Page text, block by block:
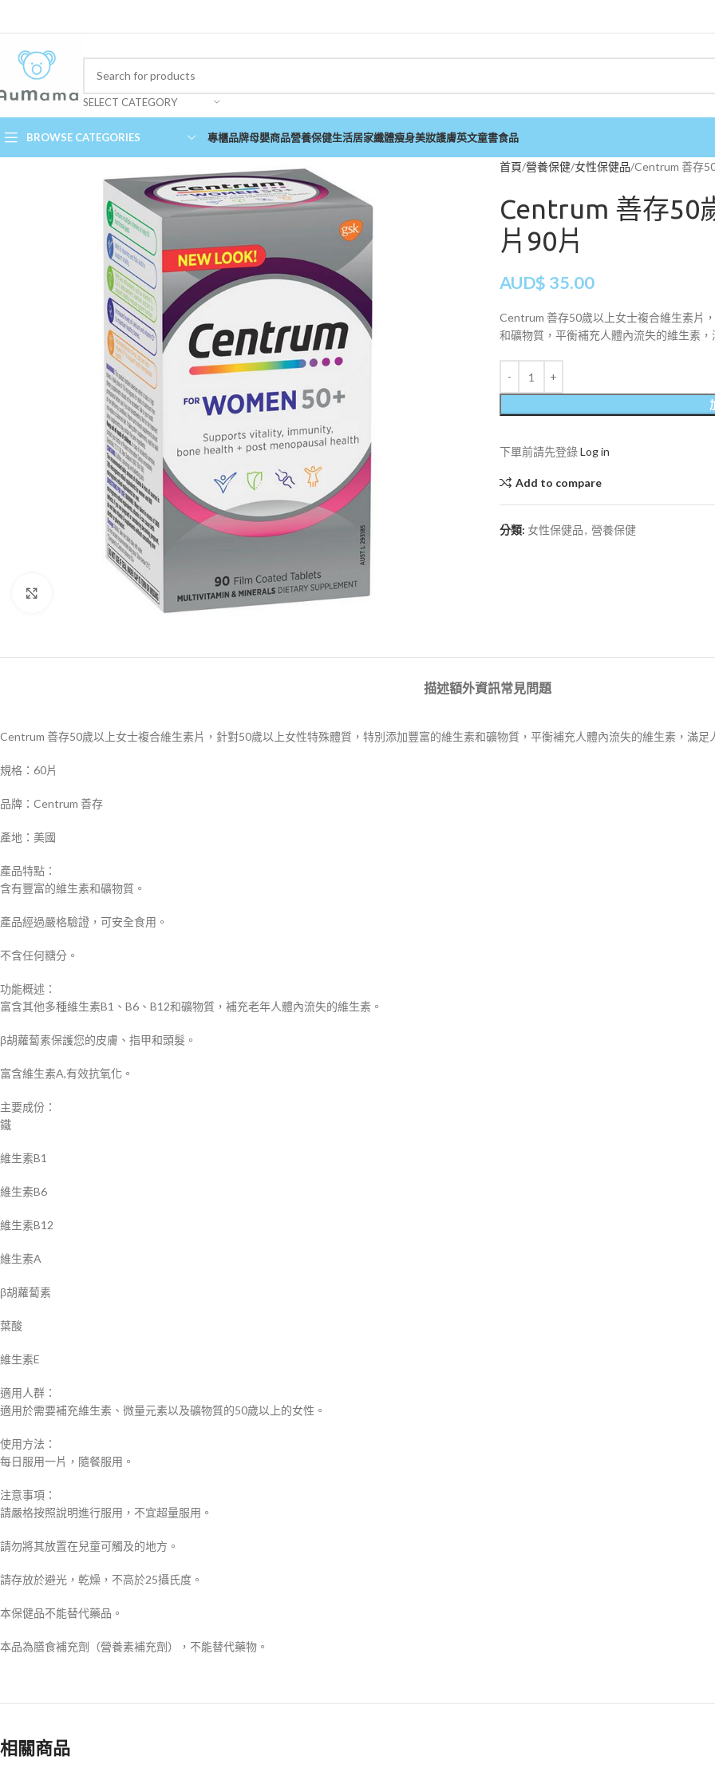
SELECT CATEGORY
BROWSE CATEGORIES 專櫃品牌母嬰商品營養保健生活居家纖體瘦身美妝護膚英文童書食品
首頁 營養保健 女性保健品 Centrum 善存
Centrum 善存50
片90片
AUD$ 35.00
Centrum 善存50歲以上女士複合維生素片
和礦物質，平衡補充人體內流失的維生素
下單前請先登錄Log in
Add to compare
分類: 女性保健品, 營養保健
描述額外資訊常見問題
Centrum 善存50歲以上女士複合維生素片，針對50歲以上女性特殊體質，特別添加豐富的維生素和礦物質，平衡補充人體內流失的維生素，滿足
規格：60片
品牌：Centrum 善存
產地：美國
產品特點：
含有豐富的維生素和礦物質。
產品經過嚴格驗證，可安全食用。
不含任何糖分。
功能概述：
富含其他多種維生素B1、B6、B12和礦物質，補充老年人體內流失的維生素。
β胡蘿蔔素保護您的皮膚、指甲和頭髮。
富含維生素A,有效抗氧化。
主要成份：
鐵
維生素B1
維生素B6
維生素B12
維生素A
β胡蘿蔔素
葉酸
維生素E
適用人群：
適用於需要補充維生素、微量元素以及礦物質的50歲以上的女性。
使用方法：
每日服用一片，隨餐服用。
注意事項：
請嚴格按照說明進行服用，不宜超量服用。
請勿將其放置在兒童可觸及的地方。
請存放於避光，乾燥，不高於25攝氏度。
本保健品不能替代藥品。
本品為膳食補充劑（營養素補充劑），不能替代藥物。
相關商品